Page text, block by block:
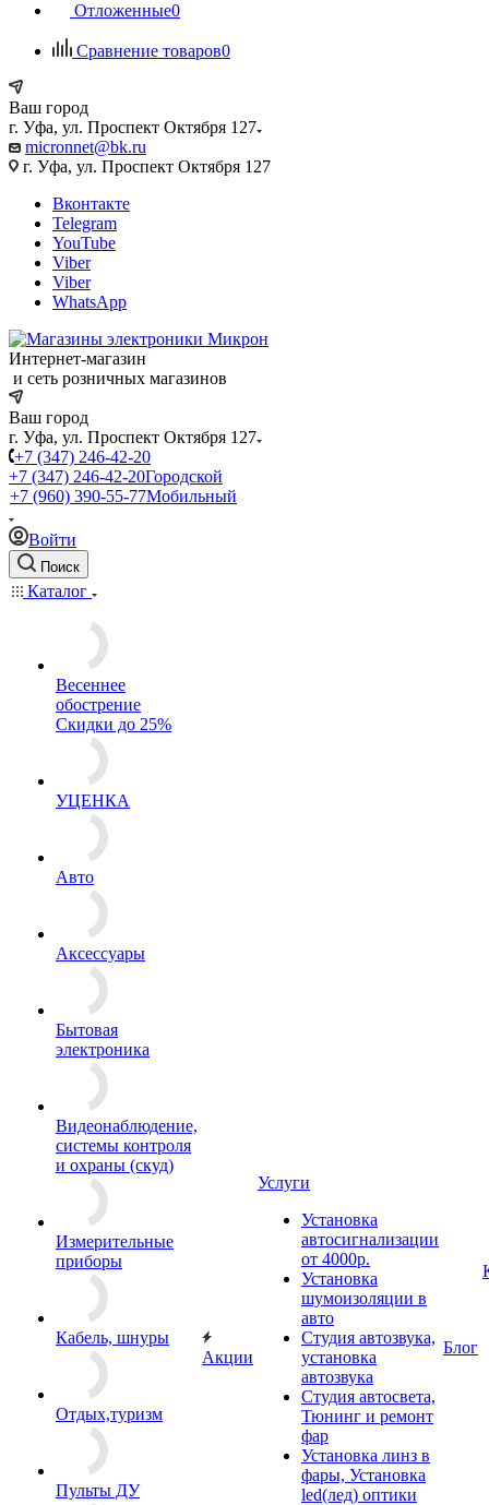
Отложенные0
Сравнение товаров0
Ваш город
г. Уфа, ул. Проспект Октября 127
micronnet@bk.ru
г. Уфа, ул. Проспект Октября 127
Вконтакте
Telegram
YouTube
Viber
Viber
WhatsApp
Интернет-магазин
и сеть розничных магазинов
Ваш город
г. Уфа, ул. Проспект Октября 127
+7 (347) 246-42-20
+7 (347) 246-42-20Городской
+7 (960) 390-55-77Мобильный
Войти
Поиск
Каталог
Весеннее
обострение
Скидки до 25%
УЦЕНКА
Авто
Аксессуары
Бытовая
электроника
Видеонаблюдение,
системы контроля
и охраны (скуд)
Измерительные
приборы
Кабель, шнуры
Отдых,туризм
Пульты ДУ
Акции
Услуги
Установка
автосигнализации
от 4000р.
Установка
шумоизоляции в
авто
Студия автозвука,
установка
автозвука
Студия автосвета,
Тюнинг и ремонт
фар
Установка линз в
фары, Установка
led(лед) оптики
Блог